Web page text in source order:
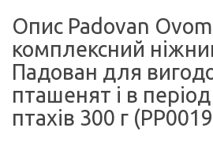
Опис Padovan
комплексний
Падован для
пташенят і в
птахів 300 г